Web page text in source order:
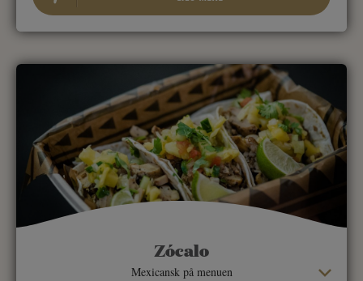
Zócalo
Mexicansk på menuen